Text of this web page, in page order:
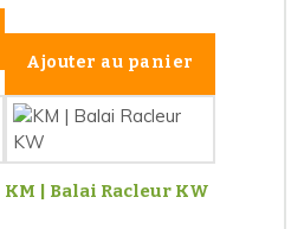
Ajouter au panier
KM | Balai Racleur KW